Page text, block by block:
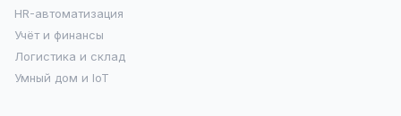
HR-автоматизация
Учёт и финансы
Логистика и склад
Умный дом и IoT